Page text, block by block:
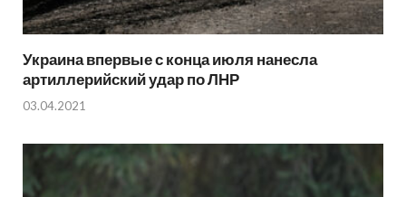
Украина впервые с конца июля нанесла
артиллерийский удар по ЛНР
03.04.2021